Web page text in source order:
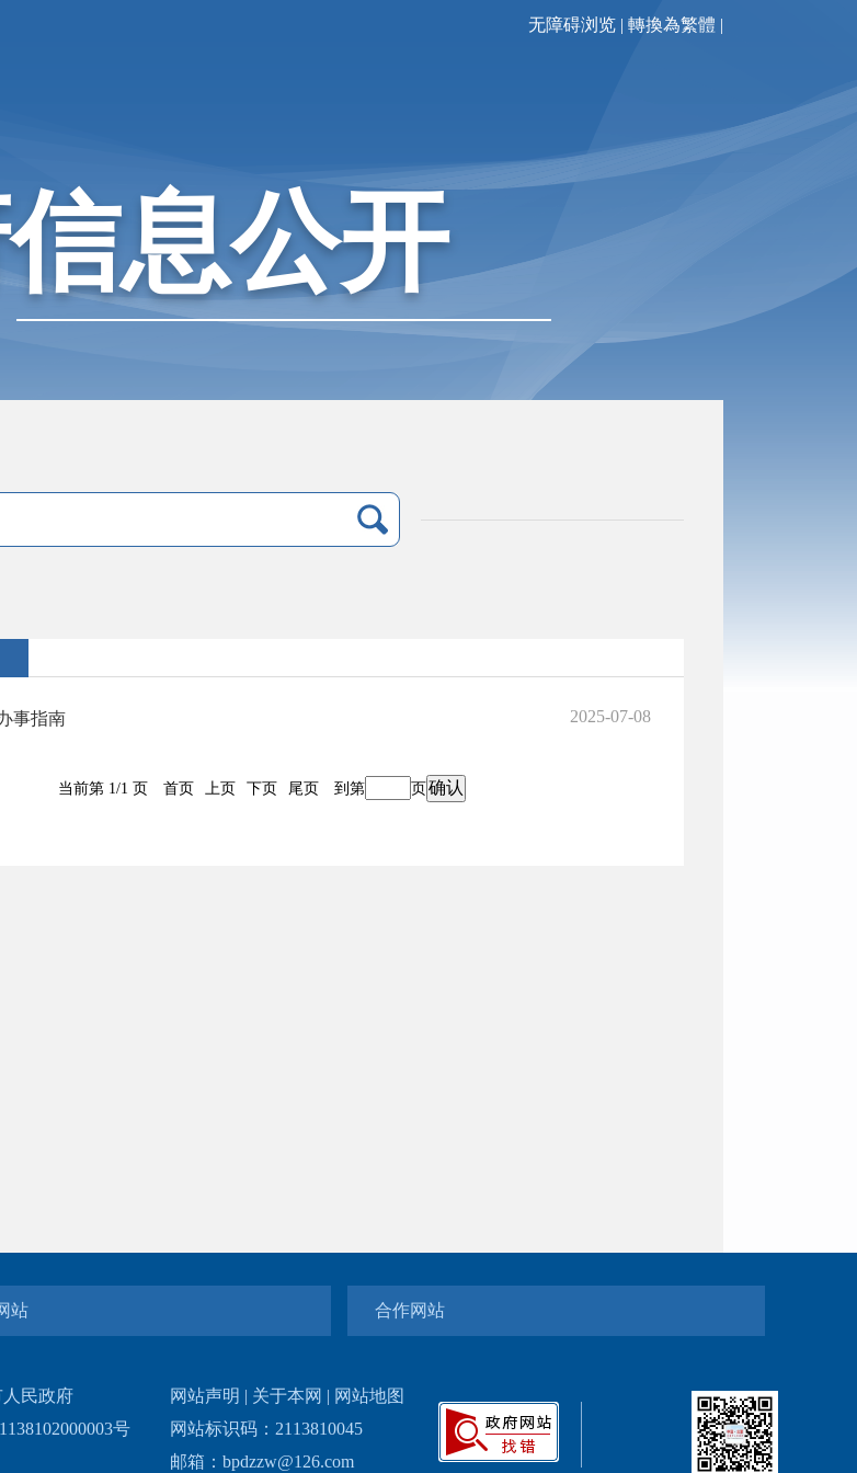
无障碍浏览 | 轉換為繁體 |
息公开
事指南 2025-07-08
当前第 1/1 页 首页 上页 下页 尾页 到第 页
站 合作网站
民政府
号
网站声明 | 关于本网 | 网站地图
网站标识码：2113810045
邮箱：bpdzzw@126.com